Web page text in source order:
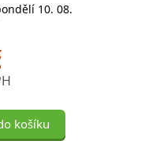
10. 08.
košíku